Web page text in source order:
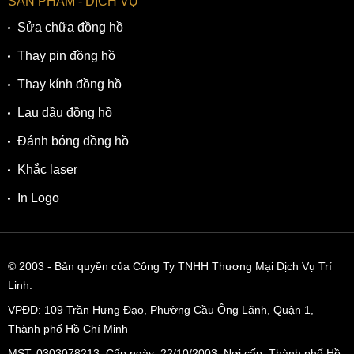
Sửa chữa đồng hồ
Thay pin đồng hồ
Thay kính đồng hồ
Lau dầu đồng hồ
Đánh bóng đồng hồ
Khắc laser
In Logo
© 2003 - Bản quyền của Công Ty TNHH Thương Mại Dịch Vụ Trí
Linh.
VPĐD: 109 Trần Hưng Đạo, Phường Cầu Ông Lãnh, Quận 1,
Thành phố Hồ Chí Minh